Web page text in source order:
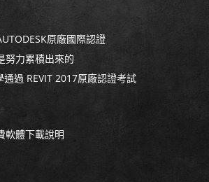
原廠國際認證
努力累積出來的
過 REVIT 2017原廠認證考試
軟體下載說明